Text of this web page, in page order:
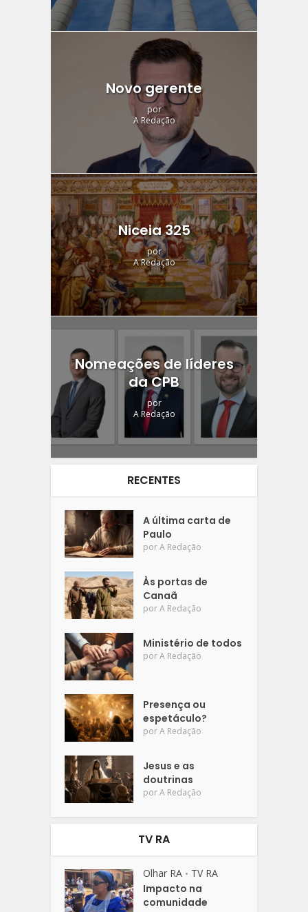
Novo gerente
por
A Redação
Niceia 325
por
A Redação
Nomeações de líderes
da CPB
por
A Redação
RECENTES
A última carta de
Paulo
porA Redação
Às portas de
Canaã
porA Redação
Ministério de todos
porA Redação
Presença ou
espetáculo?
porA Redação
Jesus e as
doutrinas
porA Redação
TV RA
Olhar RA • TV RA
Impacto na
comunidade